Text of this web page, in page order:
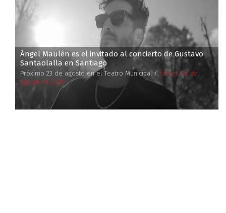
Ángel Maulén es el invitado al concierto de Gustavo
Santaolalla en Santiago
Próximo 23 de agosto en el Teatro Municipal / Jueves, 06 de
Agosto de 2026